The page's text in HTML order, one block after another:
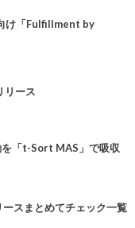
け「Fulfillment by
リース
を「t-Sort MAS」で吸収
ースまとめてチェック一覧